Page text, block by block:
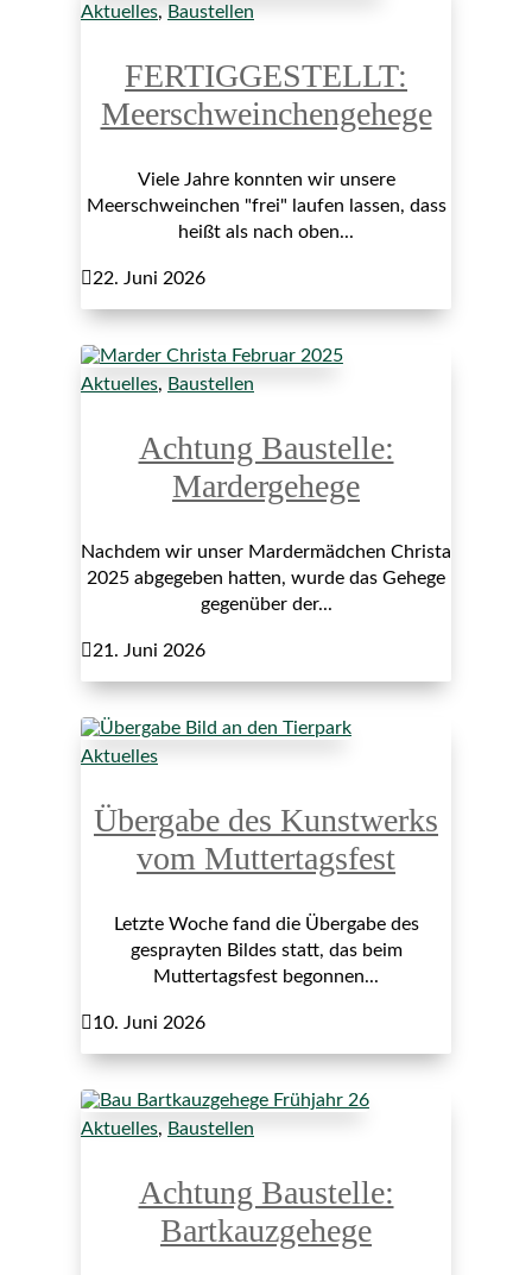
Aktuelles, Baustellen
FERTIGGESTELLT:
Meerschweinchengehege
Viele Jahre konnten wir unsere
Meerschweinchen "frei" laufen lassen, dass
heißt als nach oben...
22. Juni 2026
Aktuelles, Baustellen
Achtung Baustelle:
Mardergehege
Nachdem wir unser Mardermädchen Christa
2025 abgegeben hatten, wurde das Gehege
gegenüber der...
21. Juni 2026
Aktuelles
Übergabe des Kunstwerks
vom Muttertagsfest
Letzte Woche fand die Übergabe des
gesprayten Bildes statt, das beim
Muttertagsfest begonnen...
10. Juni 2026
Aktuelles, Baustellen
Achtung Baustelle:
Bartkauzgehege